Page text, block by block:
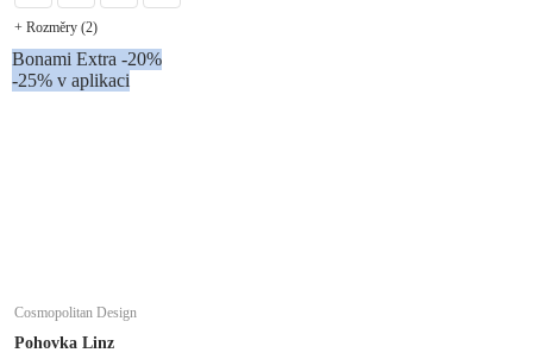
+ Rozměry (2)
Bonami Extra -20%
-25% v aplikaci
Cosmopolitan Design
Pohovka Linz